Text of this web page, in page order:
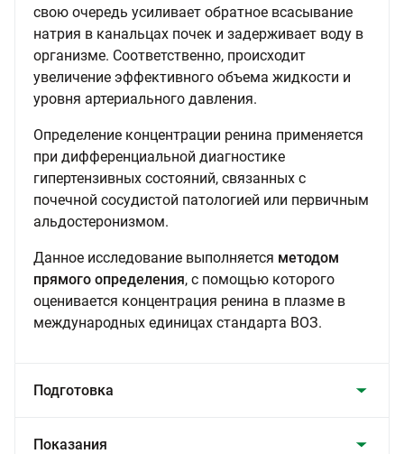
свою очередь усиливает обратное всасывание
натрия в канальцах почек и задерживает воду в
организме. Соответственно, происходит
увеличение эффективного объема жидкости и
уровня артериального давления.
Определение концентрации ренина применяется
при дифференциальной диагностике
гипертензивных состояний, связанных с
почечной сосудистой патологией или первичным
альдостеронизмом.
Данное исследование выполняется методом
прямого определения, с помощью которого
оценивается концентрация ренина в плазме в
международных единицах стандарта ВОЗ.
Подготовка
Показания